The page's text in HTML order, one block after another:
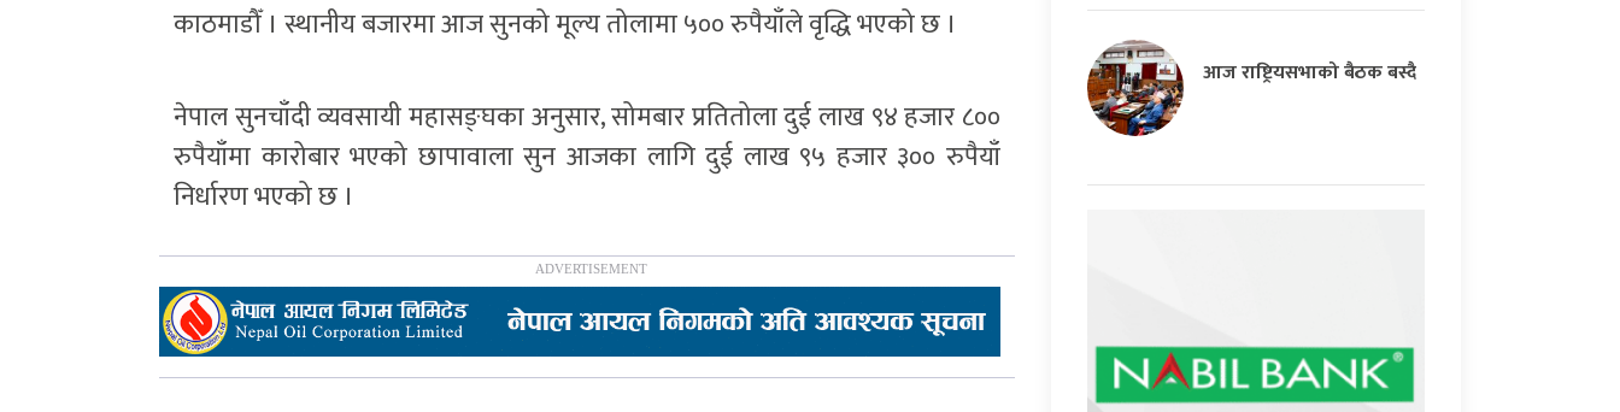
काठमाडौँ । स्थानीय बजारमा आज सुनको मूल्य तोलामा ५०० रुपैयाँले वृद्धि भएको छ ।
नेपाल सुनचाँदी व्यवसायी महासङ्घका अनुसार, सोमबार प्रतितोला दुई लाख ९४ हजार ८००
रुपैयाँमा कारोबार भएको छापावाला सुन आजका लागि दुई लाख ९५ हजार ३०० रुपैयाँ
निर्धारण भएको छ ।
आज राष्ट्रियसभाको बैठक बस्दै